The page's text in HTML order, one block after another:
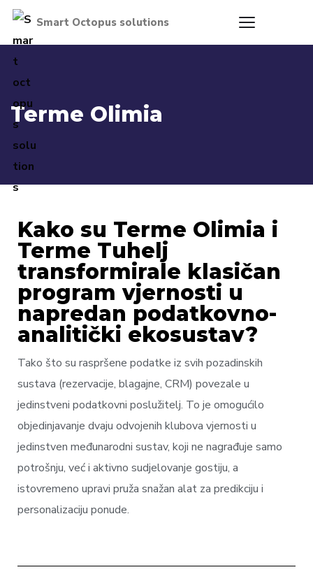
Terme Olimia
Kako su Terme Olimia i
Terme Tuhelj
transformirale klasičan
program vjernosti u
napredan podatkovno-
analitički ekosustav?
Tako što su raspršene podatke iz svih pozadinskih
sustava (rezervacije, blagajne, CRM) povezale u
jedinstveni podatkovni poslužitelj. To je omogućilo
objedinjavanje dvaju odvojenih klubova vjernosti u
jedinstven međunarodni sustav, koji ne nagrađuje samo
potrošnju, već i aktivno sudjelovanje gostiju, a
istovremeno upravi pruža snažan alat za predikciju i
personalizaciju ponude.